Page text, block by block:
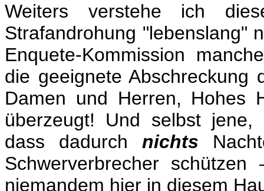
Weiters verstehe ich
Strafandrohung "lebenslang"
Enquete-Kommission
die geeignete Abschreckung
Damen und Herren, Hohes
überzeugt! Und selbst
dass dadurchnichts
Schwerverbrecher
niemandem hier in diesem